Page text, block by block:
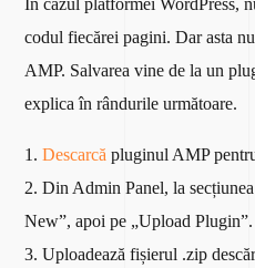
În cazul platformei WordPress,
codul fiecărei pagini. Dar asta
AMP. Salvarea vine de la un
explica în rândurile următoare.
1.Descarcă pluginul AMP
2. Din Admin Panel, la
New”, apoi pe „Upload Plugin”.
3. Uploadează fișierul .zip